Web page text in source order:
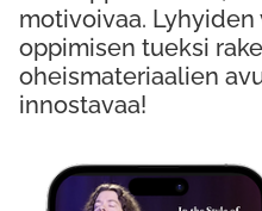
motivoivaa.
oppimisen tueksi
oheismateriaalien
innostavaa!